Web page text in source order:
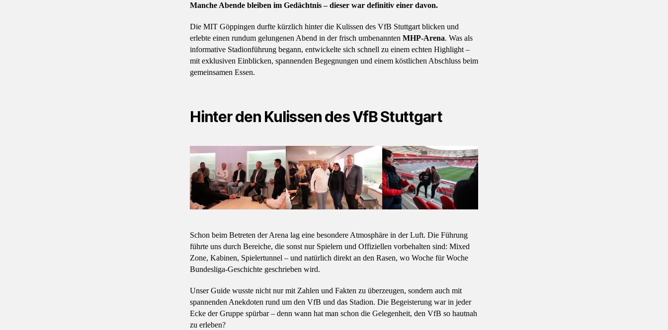
Gast
der
Manche Abende bleiben im Gedächtnis – dieser war definitiv einer davon.
Die MIT Göppingen durfte kürzlich hinter die Kulissen des VfB Stuttgart blicken und
erlebte einen rundum gelungenen Abend in der frisch umbenannten MHP-Arena. Was als
informative Stadionführung begann, entwickelte sich schnell zu einem echten Highlight –
mit exklusiven Einblicken, spannenden Begegnungen und einem köstlichen Abschluss beim
gemeinsamen Essen.
Hinter den Kulissen des VfB Stuttgart
Schon beim Betreten der Arena lag eine besondere Atmosphäre in der Luft. Die Führung
führte uns durch Bereiche, die sonst nur Spielern und Offiziellen vorbehalten sind: Mixed
Zone, Kabinen, Spielertunnel – und natürlich direkt an den Rasen, wo Woche für Woche
Bundesliga-Geschichte geschrieben wird.
Unser Guide wusste nicht nur mit Zahlen und Fakten zu überzeugen, sondern auch mit
spannenden Anekdoten rund um den VfB und das Stadion. Die Begeisterung war in jeder
Ecke der Gruppe spürbar – denn wann hat man schon die Gelegenheit, den VfB so hautnah
zu erleben?